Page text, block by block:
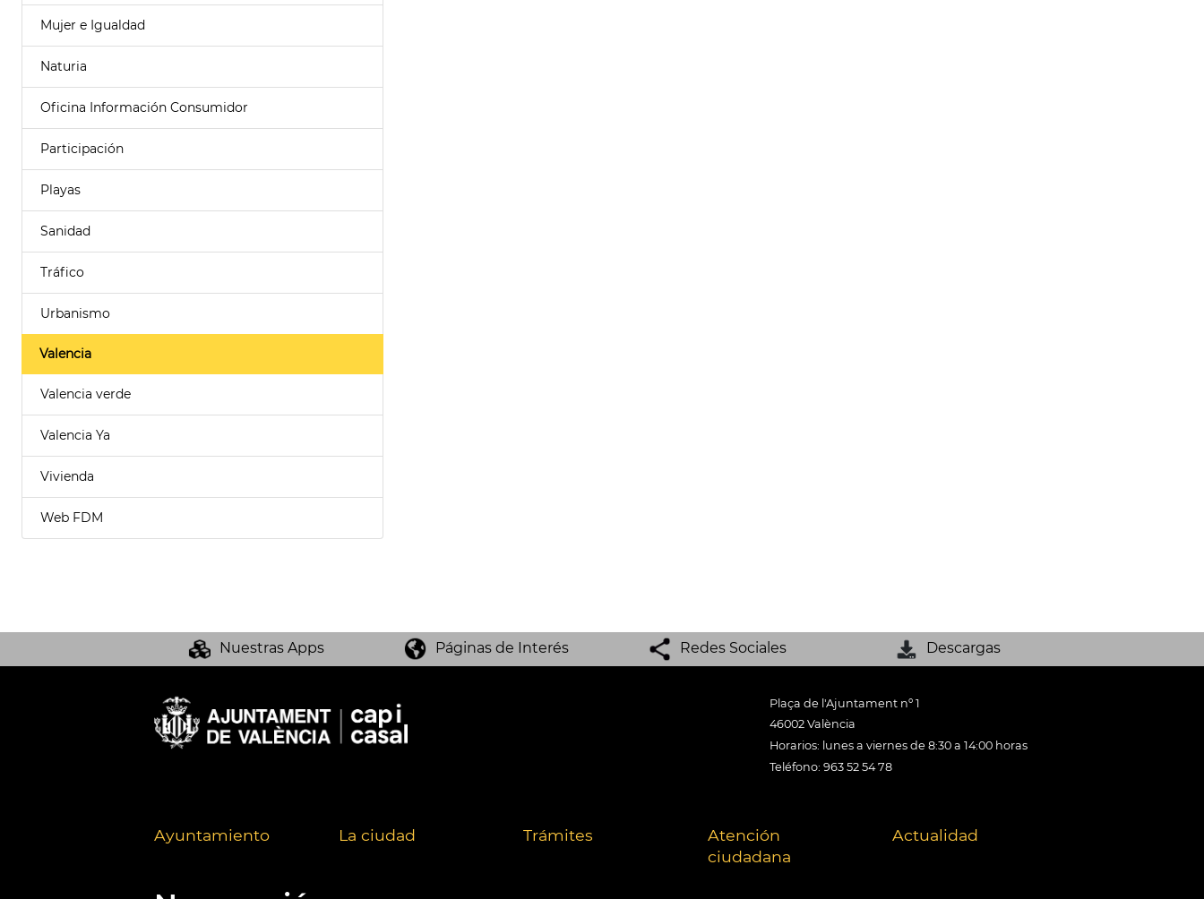
Mujer e Igualdad
Naturia
Oficina Información Consumidor
Participación
Playas
Sanidad
Tráfico
Urbanismo
Valencia
Valencia verde
Valencia Ya
Vivienda
Web FDM
Nuestras Apps Páginas de Interés Redes Sociales Descargas
Plaça de l'Ajuntament nº 1
46002 València
Horarios: lunes a viernes de 8:30 a 14:00 horas
Teléfono: 963 52 54 78
Ayuntamiento La ciudad Trámites
Atención
ciudadana
Actualidad